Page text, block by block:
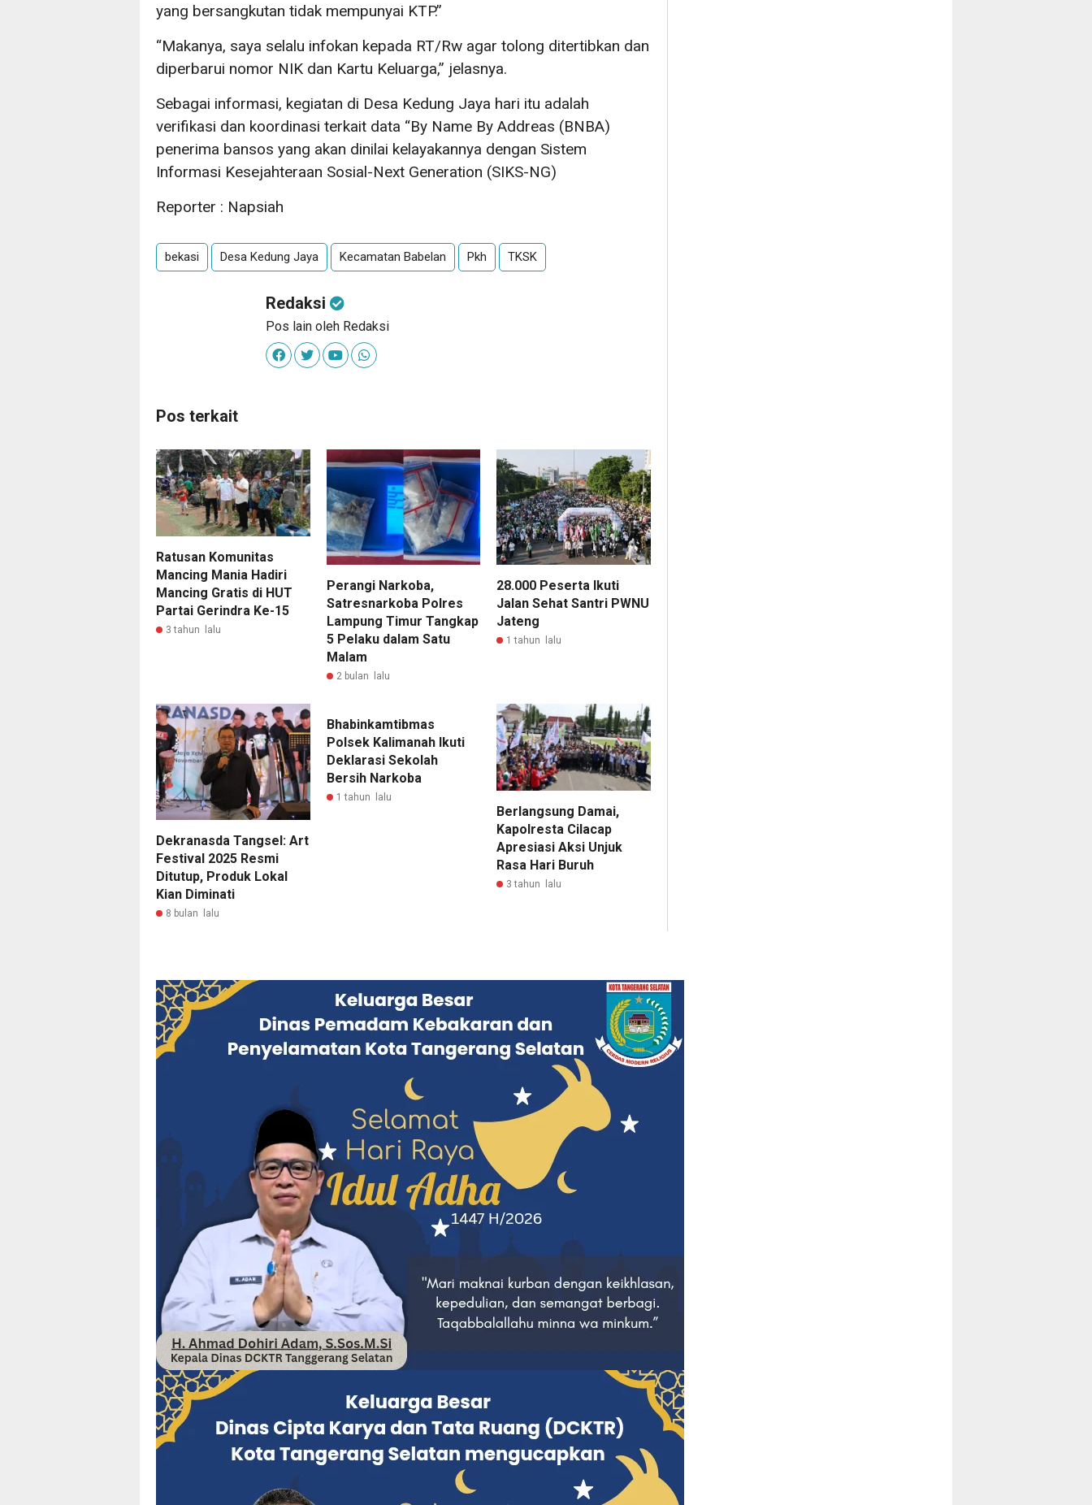
yang bersangkutan tidak mempunyai KTP.”
“Makanya, saya selalu infokan kepada RT/Rw agar tolong ditertibkan dan
diperbarui nomor NIK dan Kartu Keluarga,” jelasnya.
Sebagai informasi, kegiatan di Desa Kedung Jaya hari itu adalah
verifikasi dan koordinasi terkait data “By Name By Addreas (BNBA)
penerima bansos yang akan dinilai kelayakannya dengan Sistem
Informasi Kesejahteraan Sosial-Next Generation (SIKS-NG)
Reporter : Napsiah
bekasi Desa Kedung Jaya Kecamatan Babelan Pkh TKSK
Redaksi
Pos lain oleh Redaksi
Pos terkait
Ratusan Komunitas
Mancing Mania Hadiri
Mancing Gratis di HUT
Partai Gerindra Ke-15
3 tahun lalu
Perangi Narkoba,
Satresnarkoba Polres
Lampung Timur Tangkap
5 Pelaku dalam Satu
Malam
2 bulan lalu
28.000 Peserta Ikuti
Jalan Sehat Santri PWNU
Jateng
1 tahun lalu
Dekranasda Tangsel: Art
Festival 2025 Resmi
Ditutup, Produk Lokal
Kian Diminati
8 bulan lalu
Bhabinkamtibmas
Polsek Kalimanah Ikuti
Deklarasi Sekolah
Bersih Narkoba
1 tahun lalu
Berlangsung Damai,
Kapolresta Cilacap
Apresiasi Aksi Unjuk
Rasa Hari Buruh
3 tahun lalu